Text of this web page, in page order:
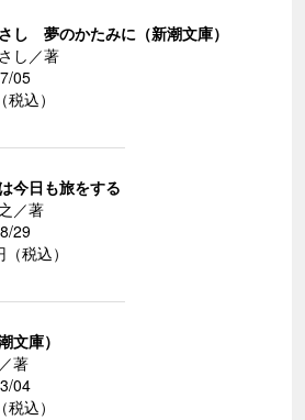
し 夢のかたみに（新潮文庫）
し／著
05
込）
今日も旅をする
／著
29
税込）
文庫）
著
04
込）